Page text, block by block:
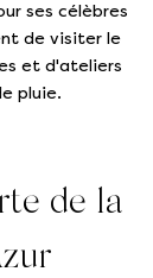
ses célèbres
de visiter le
et d'ateliers
pluie.
de la